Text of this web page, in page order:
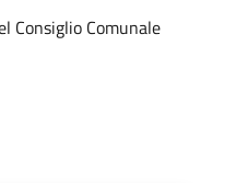
Consiglio Comunale